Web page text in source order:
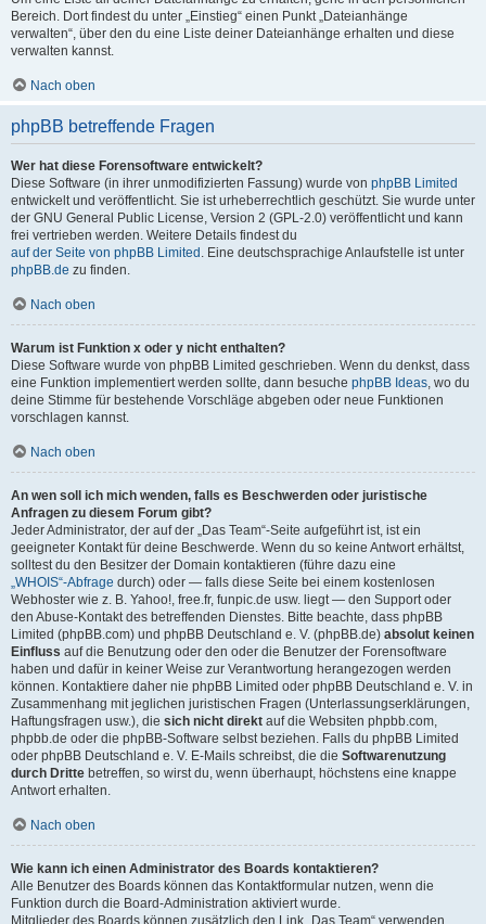
Bereich. Dort findest du unter „Einstieg“ einen Punkt „Dateianhänge
verwalten“, über den du eine Liste deiner Dateianhänge erhalten und diese
verwalten kannst.
Nach oben
phpBB betreffende Fragen
Wer hat diese Forensoftware entwickelt?
Diese Software (in ihrer unmodifizierten Fassung) wurde von phpBB Limited
entwickelt und veröffentlicht. Sie ist urheberrechtlich geschützt. Sie wurde unter
der GNU General Public License, Version 2 (GPL-2.0) veröffentlicht und kann
frei vertrieben werden. Weitere Details findest du
auf der Seite von phpBB Limited . Eine deutschsprachige Anlaufstelle ist unter
phpBB.de zu finden.
Nach oben
Warum ist Funktion x oder y nicht enthalten?
Diese Software wurde von phpBB Limited geschrieben. Wenn du denkst, dass
eine Funktion implementiert werden sollte, dann besuche phpBB Ideas, wo du
deine Stimme für bestehende Vorschläge abgeben oder neue Funktionen
vorschlagen kannst.
Nach oben
An wen soll ich mich wenden, falls es Beschwerden oder juristische
Anfragen zu diesem Forum gibt?
Jeder Administrator, der auf der „Das Team“-Seite aufgeführt ist, ist ein
geeigneter Kontakt für deine Beschwerde. Wenn du so keine Antwort erhältst,
solltest du den Besitzer der Domain kontaktieren (führe dazu eine
„WHOIS“-Abfrage durch) oder — falls diese Seite bei einem kostenlosen
Webhoster wie z. B. Yahoo!, free.fr, funpic.de usw. liegt — den Support oder
den Abuse-Kontakt des betreffenden Dienstes. Bitte beachte, dass phpBB
Limited (phpBB.com) und phpBB Deutschland e. V. (phpBB.de) absolut keinen
Einfluss auf die Benutzung oder den oder die Benutzer der Forensoftware
haben und dafür in keiner Weise zur Verantwortung herangezogen werden
können. Kontaktiere daher nie phpBB Limited oder phpBB Deutschland e. V. in
Zusammenhang mit jeglichen juristischen Fragen (Unterlassungserklärungen,
Haftungsfragen usw.), die sich nicht direkt auf die Websiten phpbb.com,
phpbb.de oder die phpBB-Software selbst beziehen. Falls du phpBB Limited
oder phpBB Deutschland e. V. E-Mails schreibst, die die Softwarenutzung
durch Dritte betreffen, so wirst du, wenn überhaupt, höchstens eine knappe
Antwort erhalten.
Nach oben
Wie kann ich einen Administrator des Boards kontaktieren?
Alle Benutzer des Boards können das Kontaktformular nutzen, wenn die
Funktion durch die Board-Administration aktiviert wurde.
Mitglieder des Boards können zusätzlich den Link „Das Team“ verwenden.